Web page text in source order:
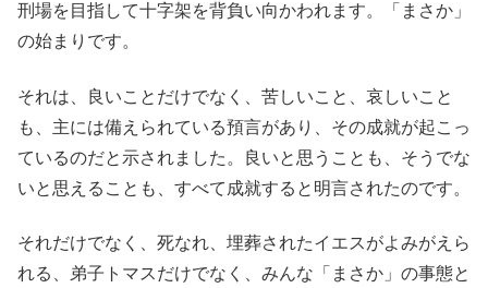
刑場を目指して十字架を背負い向かわれます。「まさか」
の始まりです。
それは、良いことだけでなく、苦しいこと、哀しいこと
も、主には備えられている預言があり、その成就が起こっ
ているのだと示されました。良いと思うことも、そうでな
いと思えることも、すべて成就すると明言されたのです。
それだけでなく、死なれ、埋葬されたイエスがよみがえら
れる、弟子トマスだけでなく、みんな「まさか」の事態と